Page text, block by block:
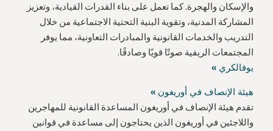
والإسكان والهجرة. كما تعمل على بناء القدرات القيادية، وتعزيز
المشاركة المدنية، وتقوية البنية التحتية الاجتماعية من خلال
التدريب والخدمات القانونية والمبادرات التعاونية، مما يوفر
المجتمعات الريفية صوتًا قويًا وصادقًا.
يوفالكري »
هيئة الإنصاف في أوريغون »
تقدم هيئة الإنصاف في أوريغون المساعدة القانونية للمهاجرين
واللاجئين في أوريغون الذين يحتاجون إلى مساعدة في قوانين